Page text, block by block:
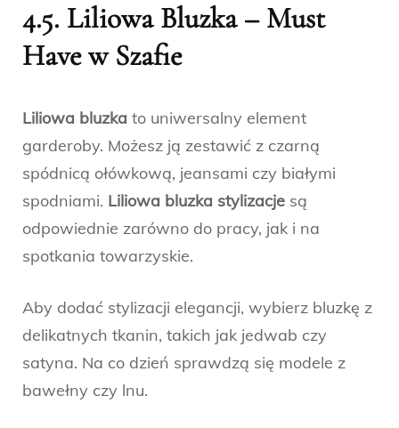
4.5. Liliowa Bluzka – Must
Have w Szafie
Liliowa bluzka to uniwersalny element
garderoby. Możesz ją zestawić z czarną
spódnicą ołówkową, jeansami czy białymi
spodniami. Liliowa bluzka stylizacje są
odpowiednie zarówno do pracy, jak i na
spotkania towarzyskie.
Aby dodać stylizacji elegancji, wybierz bluzkę z
delikatnych tkanin, takich jak jedwab czy
satyna. Na co dzień sprawdzą się modele z
bawełny czy lnu.